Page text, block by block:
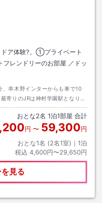
ドア体験?。①プライベート
レンドリーのお部屋 ／ドッ
、串木野インターからも車で10
寄りのJRは神村学園駅となりま
おとな2名 1泊1部屋 合計
円 〜 59,300円
おとな1名 (2名1室)｜ 1泊
税込 4,600円〜29,650円
見る